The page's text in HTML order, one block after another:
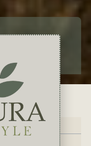
Verenigde Staten